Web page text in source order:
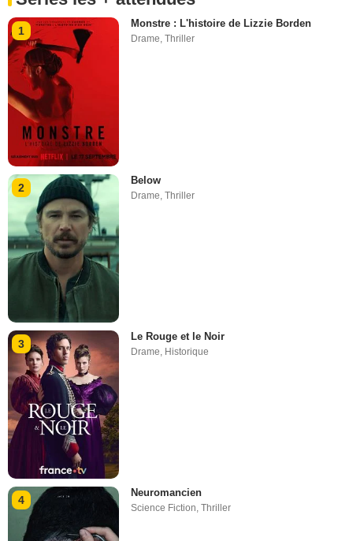
1
Monstre : L'histoire de Lizzie Borden
Drame,Thriller
2
Below
Drame ,Thriller
3
Le Rouge et le Noir
Drame, Historique
4
Neuromancien
Science Fiction,Thriller